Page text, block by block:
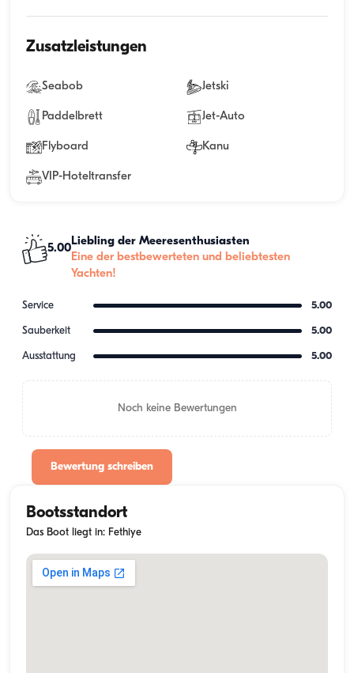
Zusatzleistungen
Seabob Jetski
Paddelbrett Jet-Auto
Flyboard Kanu
VIP-Hoteltransfer
5.00
Liebling der Meeresenthusiasten
Eine der bestbewerteten und beliebtesten
Yachten!
Service 5.00
Sauberkeit 5.00
Ausstattung 5.00
Noch keine Bewertungen
Bewertung schreiben
Bootsstandort
Das Boot liegt in: Fethiye